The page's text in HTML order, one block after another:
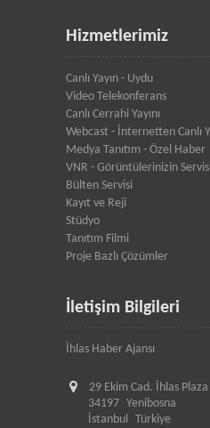
Hizmetlerimiz
Canlı Yayın - Uydu
Video Telekonferans
Canlı Cerrahi Yayını
Webcast - İnternetten Canlı
Medya Tanıtım - Özel Haber
VNR - Görüntülerinizin Servisi
Bülten Servisi
Kayıt ve Reji
Stüdyo
Tanıtım Filmi
Proje Bazlı Çözümler
İletişim Bilgileri
İhlas Haber Ajansı
29 Ekim Cad. İhlas
34197 Yenibosna
İstanbul
Türkiye